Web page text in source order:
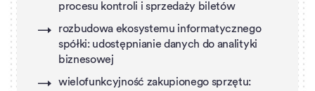
procesu kontroli i sprzedaży biletów
rozbudowa ekosystemu informatycznego
spółki: udostępnianie danych do analityki
biznesowej
wielofunkcyjność zakupionego sprzętu: